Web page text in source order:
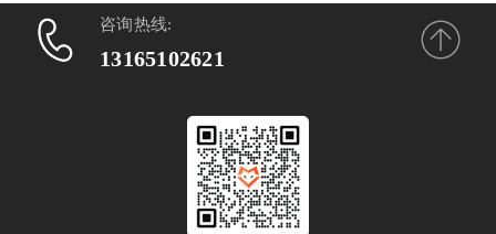
咨询热线:
13165102621